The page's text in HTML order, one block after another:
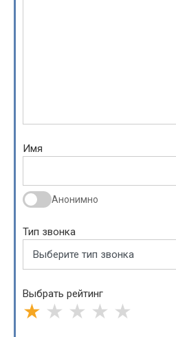
Имя
Анонимно
Тип звонка
Выбрать рейтинг
★ ★ ★ ★ ★